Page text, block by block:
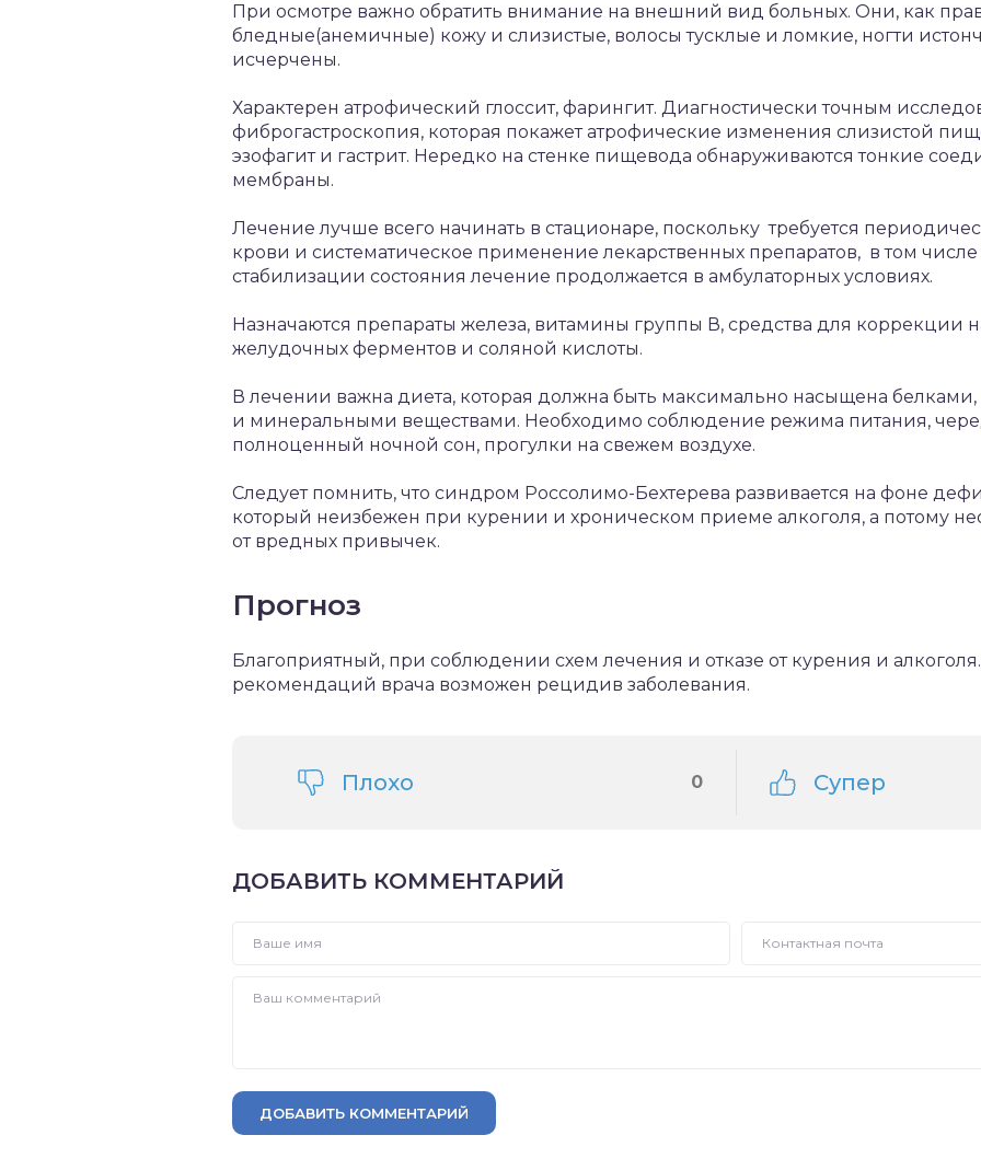
При осмотре важно обратить внимание на внешний вид больных. Они, как
бледные(анемичные) кожу и слизистые, волосы тусклые и ломкие, ногти
исчерчены.
Характерен атрофический глоссит, фарингит. Диагностически точным
фиброгастроскопия, которая покажет атрофические изменения слизистой
эзофагит и гастрит. Нередко на стенке пищевода обнаруживаются тонкие
мембраны.
Лечение лучше всего начинать в стационаре, поскольку требуется
крови и систематическое применение лекарственных препаратов, в том
стабилизации состояния лечение продолжается в амбулаторных условиях.
Назначаются препараты железа, витамины группы В, средства для
желудочных ферментов и соляной кислоты.
В лечении важна диета, которая должна быть максимально насыщена
и минеральными веществами. Необходимо соблюдение режима питания,
полноценный ночной сон, прогулки на свежем воздухе.
Следует помнить, что синдром Россолимо-Бехтерева развивается на фоне
который неизбежен при курении и хроническом приеме алкоголя, а потому
от вредных привычек.
Прогноз
Благоприятный, при соблюдении схем лечения и отказе от курения и
рекомендаций врача возможен рецидив заболевания.
Плохо 0 Супер
ДОБАВИТЬ КОММЕНТАРИЙ
ДОБАВИТЬ КОММЕНТАРИЙ